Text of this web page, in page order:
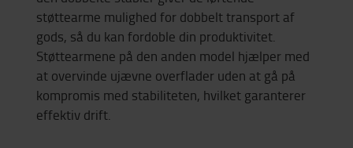
støttearme mulighed for dobbelt transport af
gods, så du kan fordoble din produktivitet.
Støttearmene på den anden model hjælper med
at overvinde ujævne overflader uden at gå på
kompromis med stabiliteten, hvilket garanterer
effektiv drift.